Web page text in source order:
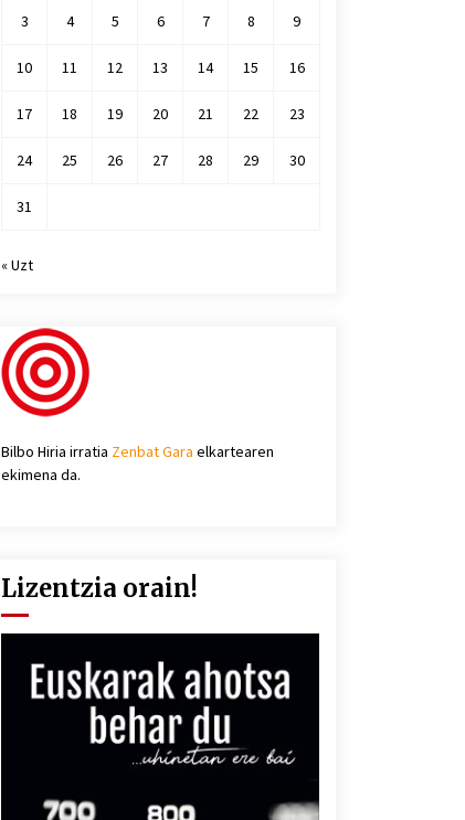
3 4 5 6 7 8 9
10 11 12 13 14 15 16
17 18 19 20 21 22 23
24 25 26 27 28 29 30
31
« Uzt
Bilbo Hiria irratia Zenbat Gara elkartearen
ekimena da.
Lizentzia orain!